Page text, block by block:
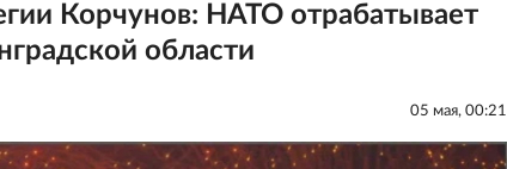
Корчунов: НАТО отрабатывает
области
05 мая, 00:21